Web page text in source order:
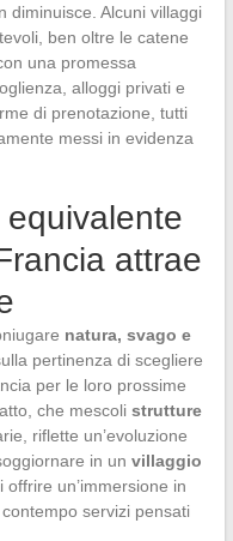
diminuisce. Alcuni villaggi
ben oltre le catene
una promessa
alloggi privati e
di prenotazione, tutti
messi in evidenza
attrae
natura, svago e
pertinenza di scegliere
per le loro prossime
che mescoli strutture
riflette un’evoluzione
in un villaggio
un’immersione in
servizi pensati